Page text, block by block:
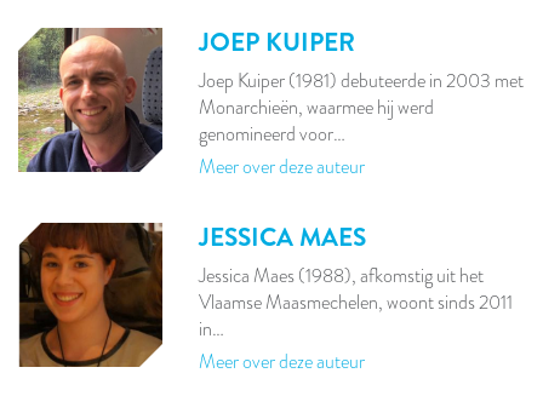
JOEP KUIPER
Joep Kuiper (1981) debuteerde in 2003 met
Monarchieën, waarmee hij werd
genomineerd voor…
Meer over deze auteur
JESSICA MAES
Jessica Maes (1988), afkomstig uit het
Vlaamse Maasmechelen, woont sinds 2011
in…
Meer over deze auteur